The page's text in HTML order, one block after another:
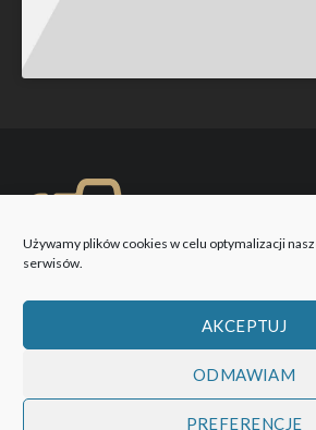
Używamy plików cookies w celu optymalizacji
serwisów.
AKCEPTUJ
ODMAWIAM
PREFERENCJE
WOBIEKTYW © 2026 Wszystkie